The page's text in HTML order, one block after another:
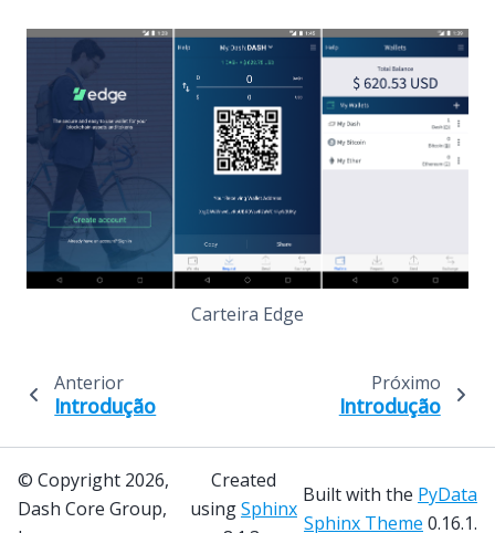
Carteira Edge
Anterior
Introdução
Próximo
Introdução
© Copyright 2026,
Dash Core Group,
Created
usingSphinx
Built with the PyData
Sphinx Theme 0.16.1.